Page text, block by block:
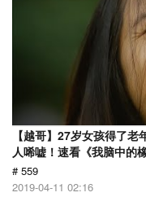
【越哥】27岁女孩得了
人唏嘘！速看《我脑中的
# 559
2019-04-11 02:16